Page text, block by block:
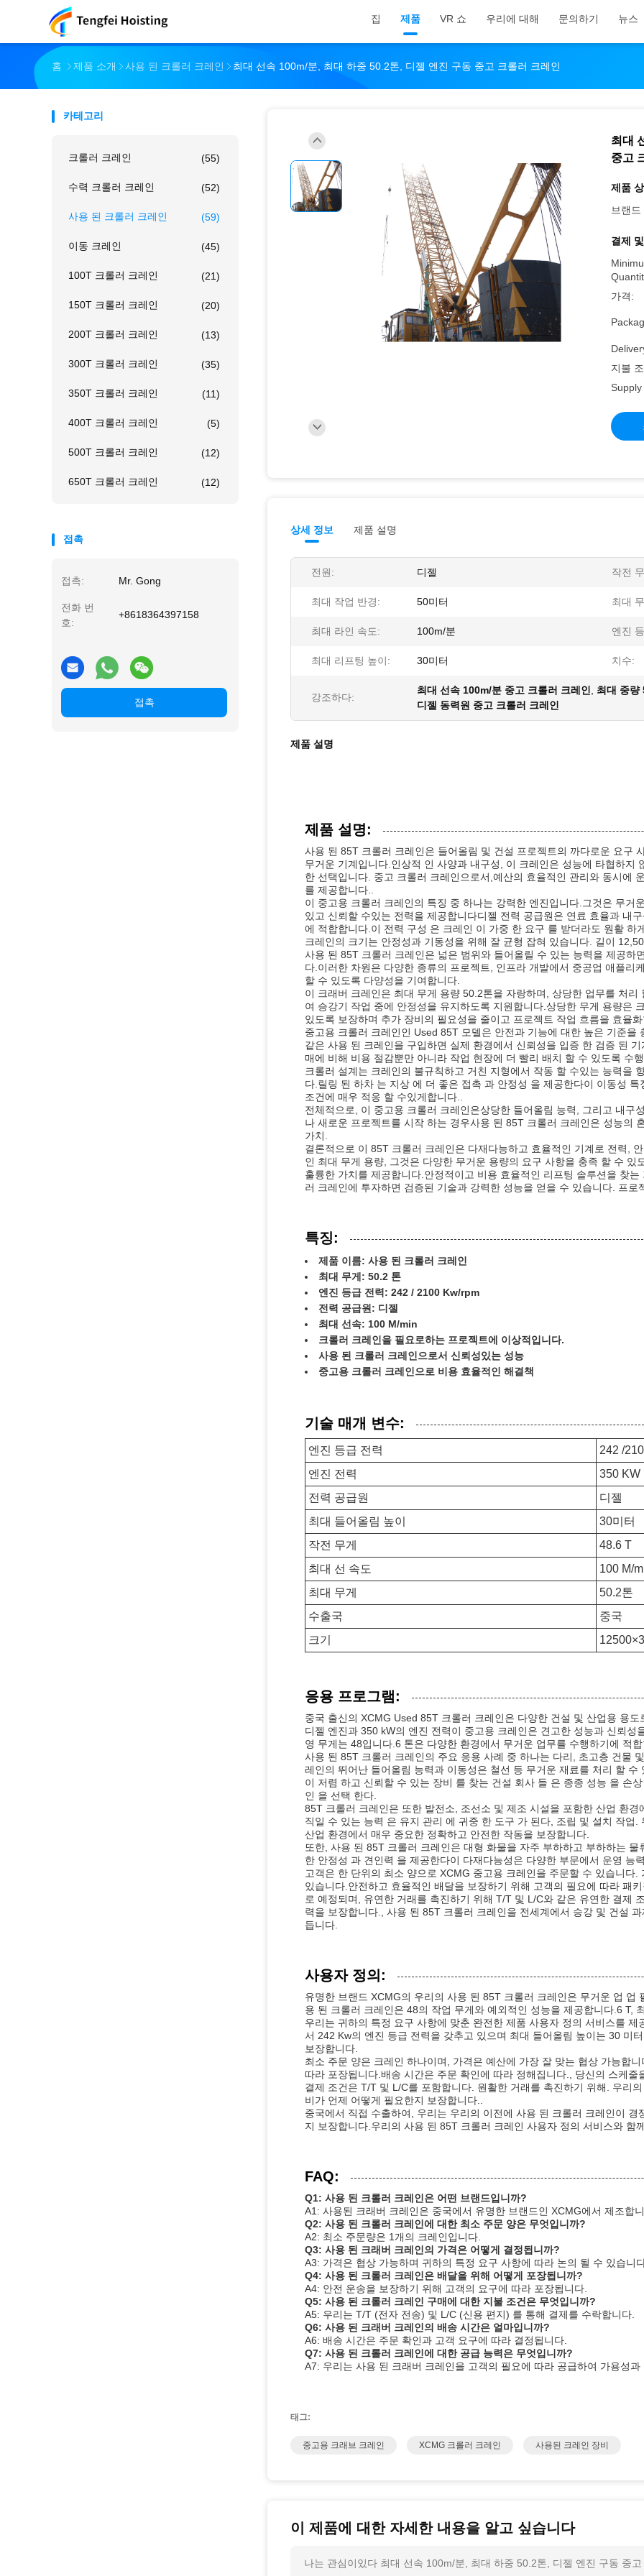
집 제품 VR 쇼 우리에 대해 문의하기 뉴스
홈 제품 소개 사용 된 크롤러 크레인 최대 선속 100m/분, 최대 하중 50.2톤, 디젤 엔진 구동 중고 크롤러 크레인
카테고리
크롤러 크레인 (55)
수력 크롤러 크레인 (52)
사용 된 크롤러 크레인 (59)
이동 크레인 (45)
100T 크롤러 크레인 (21)
150T 크롤러 크레인 (20)
200T 크롤러 크레인 (13)
300T 크롤러 크레인 (35)
350T 크롤러 크레인 (11)
400T 크롤러 크레인 (5)
500T 크롤러 크레인 (12)
650T 크롤러 크레인 (12)
접촉
접촉: Mr. Gong
전화 번
호:
+8618364397158
접촉
최대
중고
제품
브랜드
결제
가격:
지불
Supply
상세 정보 제품 설명
전원: 디젤 작전
최대 작업 반경: 50미터 최대
최대 라인 속도: 100m/분 엔진
최대 리프팅 높이: 30미터 치수:
강조하다:
최대 선속 100m/분 중고 크롤러 크레인 최대 중량
디젤 동력원 중고 크롤러 크레인
제품 설명
제품 설명:
사용 된 85T 크롤러 크레인은 들어올림 및 건설 프로젝트의 까다로운 요구
무거운 기계입니다.인상적 인 사양과 내구성, 이 크레인은 성능에 타협하지
한 선택입니다. 중고 크롤러 크레인으로서,예산의 효율적인 관리와 동시에
를 제공합니다..
이 중고용 크롤러 크레인의 특징 중 하나는 강력한 엔진입니다.그것은 무거
있고 신뢰할 수있는 전력을 제공합니다디젤 전력 공급원은 연료 효율과 내
에 적합합니다.이 전력 구성 은 크레인 이 가중 한 요구 를 받더라도 원활 하
크레인의 크기는 안정성과 기동성을 위해 잘 균형 잡혀 있습니다. 길이
사용 된 85T 크롤러 크레인은 넓은 범위와 들어올릴 수 있는 능력을 제공하
다.이러한 차원은 다양한 종류의 프로젝트, 인프라 개발에서 중공업 애플리
할 수 있도록 다양성을 기여합니다.
이 크래버 크레인은 최대 무게 용량 50.2톤을 자랑하며, 상당한 업무를 처
여 승강기 작업 중에 안정성을 유지하도록 지원합니다.상당한 무게 용량은
있도록 보장하며 추가 장비의 필요성을 줄이고 프로젝트 작업 흐름을 효율화
중고용 크롤러 크레인인 Used 85T 모델은 안전과 기능에 대한 높은 기준을
같은 사용 된 크레인을 구입하면 실제 환경에서 신뢰성을 입증 한 검증 된
매에 비해 비용 절감뿐만 아니라 작업 현장에 더 빨리 배치 할 수 있도록 수
크롤러 설계는 크레인의 불규칙하고 거친 지형에서 작동 할 수있는 능력을
다.릴링 된 하차 는 지상 에 더 좋은 접촉 과 안정성 을 제공한다이 이동성
조건에 매우 적응 할 수있게합니다..
전체적으로, 이 중고용 크롤러 크레인은상당한 들어올림 능력, 그리고 내구
나 새로운 프로젝트를 시작 하는 경우사용 된 85T 크롤러 크레인은 성능의
가치.
결론적으로 이 85T 크롤러 크레인은 다재다능하고 효율적인 기계로 전력,
인 최대 무게 용량, 그것은 다양한 무거운 용량의 요구 사항을 충족 할 수 있
훌륭한 가치를 제공합니다.안정적이고 비용 효율적인 리프팅 솔루션을 찾
러 크레인에 투자하면 검증된 기술과 강력한 성능을 얻을 수 있습니다. 프로
특징:
제품 이름: 사용 된 크롤러 크레인
최대 무게: 50.2 톤
엔진 등급 전력: 242 / 2100 Kw/rpm
전력 공급원: 디젤
최대 선속: 100 M/min
크롤러 크레인을 필요로하는 프로젝트에 이상적입니다.
사용 된 크롤러 크레인으로서 신뢰성있는 성능
중고용 크롤러 크레인으로 비용 효율적인 해결책
기술 매개 변수:
엔진 등급 전력
242 /
엔진 전력
350 KW
전력 공급원
디젤
최대 들어올림 높이
30미터
작전 무게
48.6 T
최대 선 속도
100 M/
최대 무게
50.2톤
수출국
중국
크기
응용 프로그램:
중국 출신의 XCMG Used 85T 크롤러 크레인은 다양한 건설 및 산업용 용
디젤 엔진과 350 kW의 엔진 전력이 중고용 크레인은 견고한 성능과 신뢰
영 무게는 48입니다.6 톤은 다양한 환경에서 무거운 업무를 수행하기에 적합
사용 된 85T 크롤러 크레인의 주요 응용 사례 중 하나는 다리, 초고층 건물
레인의 뛰어난 들어올림 능력과 이동성은 철선 등 무거운 재료를 처리 할
이 저렴 하고 신뢰할 수 있는 장비 를 찾는 건설 회사 들 은 종종 성능 을 손
인 을 선택 한다.
85T 크롤러 크레인은 또한 발전소, 조선소 및 제조 시설을 포함한 산업 환
직일 수 있는 능력 은 유지 관리 에 귀중 한 도구 가 된다, 조립 및 설치 작업
산업 환경에서 매우 중요한 정확하고 안전한 작동을 보장합니다.
또한, 사용 된 85T 크롤러 크레인은 대형 화물을 자주 부하하고 부하하는
한 안정성 과 견인력 을 제공한다이 다재다능성은 다양한 부문에서 운영 능
고객은 한 단위의 최소 양으로 XCMG 중고용 크레인을 주문할 수 있습니다
있습니다.안전하고 효율적인 배달을 보장하기 위해 고객의 필요에 따라 패
로 예정되며, 유연한 거래를 촉진하기 위해 T/T 및 L/C와 같은 유연한 결제
력을 보장합니다., 사용 된 85T 크롤러 크레인을 전세계에서 승강 및 건설
듭니다.
사용자 정의:
유명한 브랜드 XCMG의 우리의 사용 된 85T 크롤러 크레인은 무거운 업 업
용 된 크롤러 크레인은 48의 작업 무게와 예외적인 성능을 제공합니다.6 T,
우리는 귀하의 특정 요구 사항에 맞춘 완전한 제품 사용자 정의 서비스를
서 242 Kw의 엔진 등급 전력을 갖추고 있으며 최대 들어올림 높이는 30 미
보장합니다.
최소 주문 양은 크레인 하나이며, 가격은 예산에 가장 잘 맞는 협상 가능합
따라 포장됩니다.배송 시간은 주문 확인에 따라 정해집니다., 당신의 스케줄
결제 조건은 T/T 및 L/C를 포함합니다. 원활한 거래를 촉진하기 위해. 우리
비가 언제 어떻게 필요한지 보장합니다..
중국에서 직접 수출하여, 우리는 우리의 이전에 사용 된 크롤러 크레인이
지 보장합니다.우리의 사용 된 85T 크롤러 크레인 사용자 정의 서비스와 함
FAQ:
Q1: 사용 된 크롤러 크레인은 어떤 브랜드입니까?
A1: 사용된 크래버 크레인은 중국에서 유명한 브랜드인 XCMG에서 제조합니
Q2: 사용 된 크롤러 크레인에 대한 최소 주문 양은 무엇입니까?
A2: 최소 주문량은 1개의 크레인입니다.
Q3: 사용 된 크래버 크레인의 가격은 어떻게 결정됩니까?
A3: 가격은 협상 가능하며 귀하의 특정 요구 사항에 따라 논의 될 수 있습니
Q4: 사용 된 크롤러 크레인은 배달을 위해 어떻게 포장됩니까?
A4: 안전 운송을 보장하기 위해 고객의 요구에 따라 포장됩니다.
Q5: 사용 된 크롤러 크레인 구매에 대한 지불 조건은 무엇입니까?
A5: 우리는 T/T (전자 전송) 및 L/C (신용 편지) 를 통해 결제를 수락합니다.
Q6: 사용 된 크래버 크레인의 배송 시간은 얼마입니까?
A6: 배송 시간은 주문 확인과 고객 요구에 따라 결정됩니다.
Q7: 사용 된 크롤러 크레인에 대한 공급 능력은 무엇입니까?
A7: 우리는 사용 된 크래버 크레인을 고객의 필요에 따라 공급하여 가용성과
태그:
중고용 크래브 크레인 XCMG 크롤러 크레인 사용된 크레인 장비
이 제품에 대한 자세한 내용을 알고 싶습니다
나는 관심이있다 최대 선속 100m/분, 최대 하중 50.2톤, 디젤 엔진 구동 중